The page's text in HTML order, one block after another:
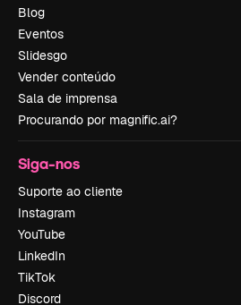
Blog
Eventos
Slidesgo
Vender conteúdo
Sala de imprensa
Procurando por magnific.ai?
Siga-nos
Suporte ao cliente
Instagram
YouTube
LinkedIn
TikTok
Discord